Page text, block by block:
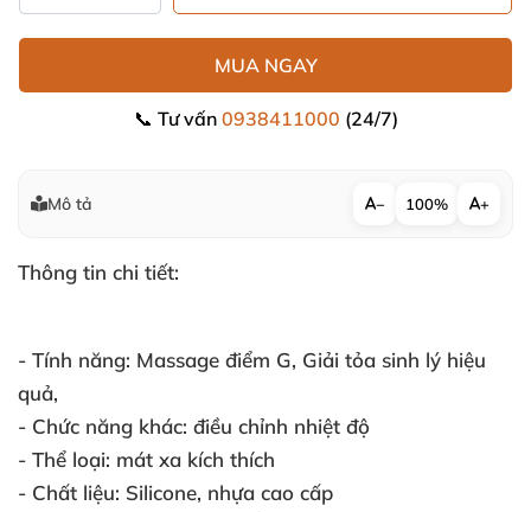
MUA NGAY
📞 Tư vấn 0938411000 (24/7)
Mô tả − 100% +
Thông tin chi tiết:
- Tính năng: Massage điểm G, Giải tỏa sinh lý hiệu
quả,
- Chức năng khác: điều chỉnh nhiệt độ
- Thể loại: mát xa kích thích
- Chất liệu: Silicone, nhựa cao cấp